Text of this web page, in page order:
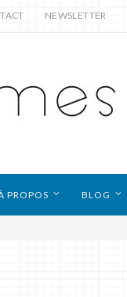
NEWSLETTER
PROPOS BLOG